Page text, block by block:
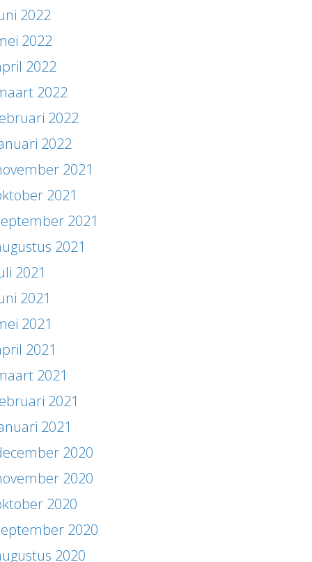
2022
2022
2022
2022
2022
2022
2021
2021
2021
2021
2021
2021
2021
2021
2021
2021
2021
2020
2020
2020
2020
2020